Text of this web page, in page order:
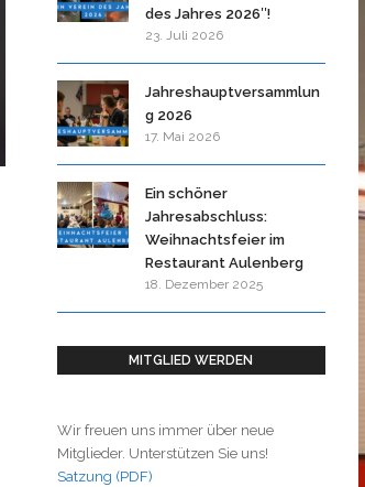
des Jahres 2026″!
23. Juli 2026
Jahreshauptversammlun
g 2026
17. Mai 2026
Ein schöner
Jahresabschluss:
Weihnachtsfeier im
Restaurant Aulenberg
18. Dezember 2025
MITGLIED WERDEN
Wir freuen uns immer über neue
Mitglieder. Unterstützen Sie uns!
Satzung (PDF)